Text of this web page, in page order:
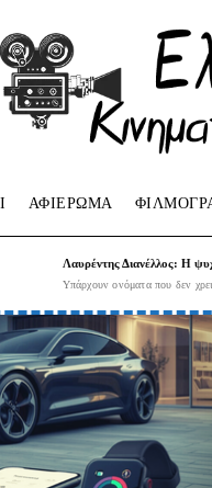
ΑΦΙΕΡΩΜΑ
Λαυρέντης Διανέλλος: Η
Υπάρχουν ονόματα που δεν